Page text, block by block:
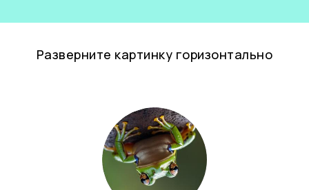
Разверните картинку горизонтально